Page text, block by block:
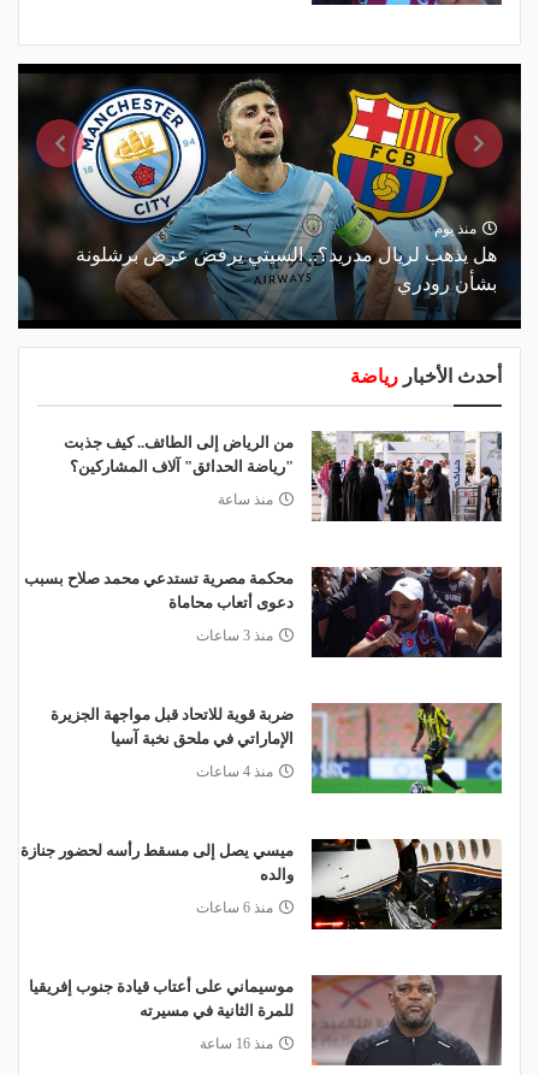
منذ يوم
هل يذهب لريال مدريد؟.. السيتي يرفض عرض برشلونة
بشأن رودري
أحدث الأخبار رياضة
من الرياض إلى الطائف.. كيف جذبت
"رياضة الحدائق" آلاف المشاركين؟
منذ ساعة
محكمة مصرية تستدعي محمد صلاح بسبب
دعوى أتعاب محاماة
منذ 3 ساعات
ضربة قوية للاتحاد قبل مواجهة الجزيرة
الإماراتي في ملحق نخبة آسيا
منذ 4 ساعات
ميسي يصل إلى مسقط رأسه لحضور جنازة
والده
منذ 6 ساعات
موسيماني على أعتاب قيادة جنوب إفريقيا
للمرة الثانية في مسيرته
منذ 16 ساعة